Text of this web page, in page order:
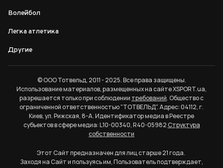
Волейбол
Легка атлетика
Другие
© ООО Тотвельд, 2011 - 2025. Все права защищены.
Использование материалов, размещенных на сайте XSPORT.ua,
разрешается только при соблюдении требований. Общество с
ограниченной ответственностью "ТОТВЕЛЬД". Адрес: 04112, г.
Киев, ул. Рижская, 8-А. Идентификатор медиа в Реестре
субъектов в сфере медиа: L10-00340, R40-05982Структура
собственности
Этот Сайт предназначен для лиц старше 21 года.
Заходя на Сайт и пользуясь им, Пользователь подтверждает,